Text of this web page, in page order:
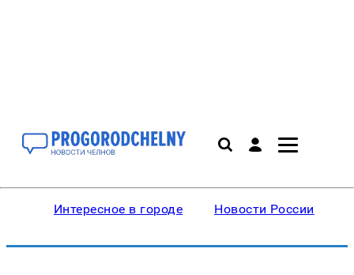
Интересное в городе Новости России